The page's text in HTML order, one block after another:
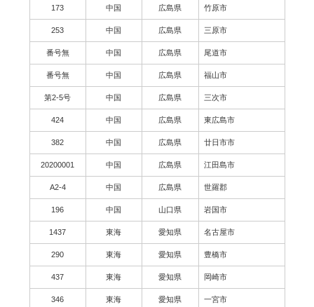
173 中国 広島県 竹原市
253 中国 広島県 三原市
番号無 中国 広島県 尾道市
番号無 中国 広島県 福山市
第2-5号 中国 広島県 三次市
424 中国 広島県 東広島市
382 中国 広島県 廿日市市
20200001 中国 広島県 江田島市
A2-4 中国 広島県 世羅郡
196 中国 山口県 岩国市
1437 東海 愛知県 名古屋市
290 東海 愛知県 豊橋市
437 東海 愛知県 岡崎市
346 東海 愛知県 一宮市